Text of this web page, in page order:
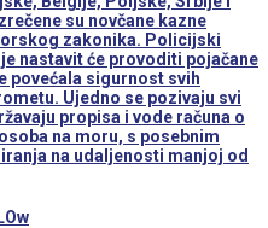
su novčane kazne
zakonika. Policijski
nastavit će provoditi pojačane
povećala sigurnost svih
Ujedno se pozivaju svi
propisa i vode računa o
na moru, s posebnim
na udaljenosti manjoj od